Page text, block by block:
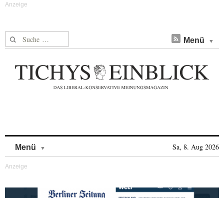
Suche nach: Menü
Menü Sa, 8. Aug 2026